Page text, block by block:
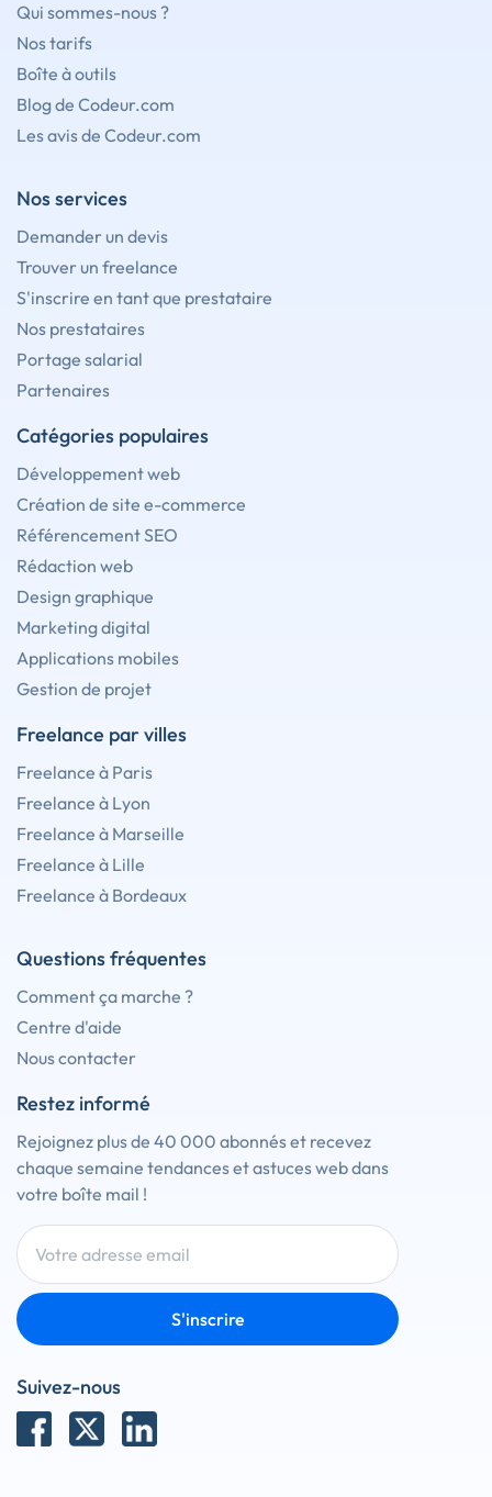
Qui sommes-nous ?
Nos tarifs
Boîte à outils
Blog de Codeur.com
Les avis de Codeur.com
Nos services
Demander un devis
Trouver un freelance
S'inscrire en tant que prestataire
Nos prestataires
Portage salarial
Partenaires
Catégories populaires
Développement web
Création de site e-commerce
Référencement SEO
Rédaction web
Design graphique
Marketing digital
Applications mobiles
Gestion de projet
Freelance par villes
Freelance à Paris
Freelance à Lyon
Freelance à Marseille
Freelance à Lille
Freelance à Bordeaux
Questions fréquentes
Comment ça marche ?
Centre d'aide
Nous contacter
Restez informé
Rejoignez plus de 40 000 abonnés et recevez
chaque semaine tendances et astuces web dans
votre boîte mail !
S'inscrire
Suivez-nous